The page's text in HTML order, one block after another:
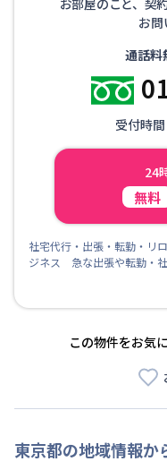
お問
通話料
受付時
24
無料
社宅代行・出張・転勤・リ
ジネス 急な出張や転勤・
この物件をお気
東京都の地域情報か